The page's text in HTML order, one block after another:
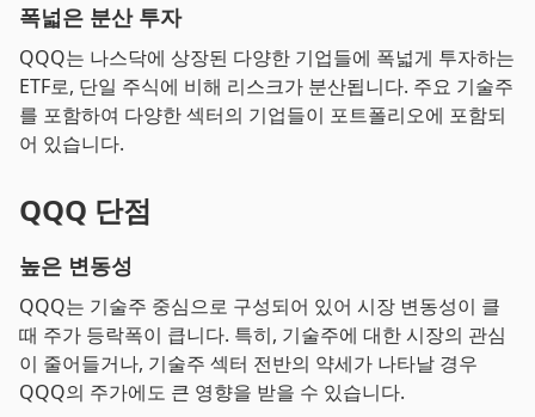
폭넓은 분산 투자
QQQ는 나스닥에 상장된 다양한 기업들에 폭넓게 투자하는
ETF로, 단일 주식에 비해 리스크가 분산됩니다. 주요 기술주
를 포함하여 다양한 섹터의 기업들이 포트폴리오에 포함되
어 있습니다.
QQQ 단점
높은 변동성
QQQ는 기술주 중심으로 구성되어 있어 시장 변동성이 클
때 주가 등락폭이 큽니다. 특히, 기술주에 대한 시장의 관심
이 줄어들거나, 기술주 섹터 전반의 약세가 나타날 경우
QQQ의 주가에도 큰 영향을 받을 수 있습니다.